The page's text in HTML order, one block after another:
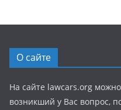
О сайте
На сайте lawcars.org
возникший у Вас вопрос,